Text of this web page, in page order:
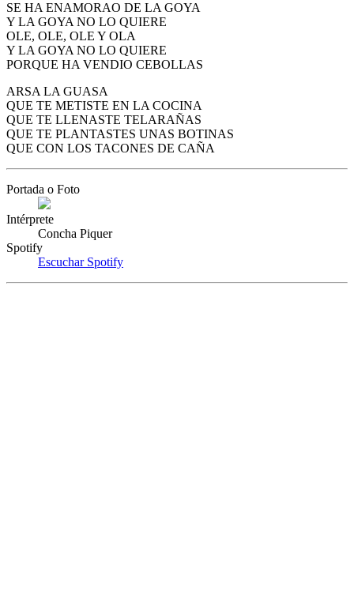
SE HA ENAMORAO DE LA GOYA
Y LA GOYA NO LO QUIERE
OLE, OLE, OLE Y OLA
Y LA GOYA NO LO QUIERE
PORQUE HA VENDIO CEBOLLAS
ARSA LA GUASA
QUE TE METISTE EN LA COCINA
QUE TE LLENASTE TELARAÑAS
QUE TE PLANTASTES UNAS BOTINAS
QUE CON LOS TACONES DE CAÑA
Portada o Foto
Intérprete
Concha Piquer
Spotify
Escuchar Spotify